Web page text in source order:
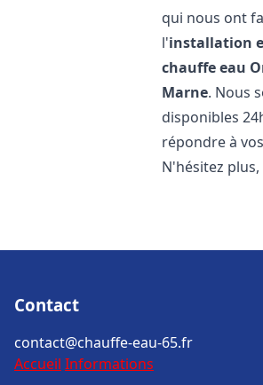
qui nous ont
l'installation
chauffe eau
Marne. Nous
disponibles
répondre à
N'hésitez
Contact
contact@chauffe-eau-65.fr
Accueil Informations